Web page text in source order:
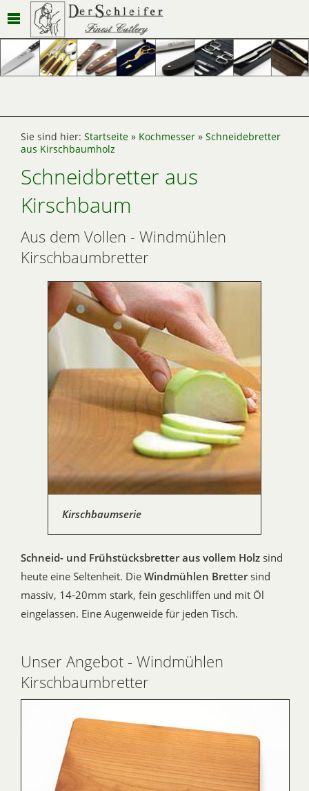
Sie sind hier: Startseite » Kochmesser » Schneidebretter
aus Kirschbaumholz
Schneidbretter aus
Kirschbaum
Aus dem Vollen - Windmühlen
Kirschbaumbretter
Kirschbaumserie
Schneid- und Frühstücksbretter aus vollem Holz sind
heute eine Seltenheit. Die Windmühlen Brettersind
massiv, 14-20mm stark, fein geschliffen und mit Öl
eingelassen. Eine Augenweide für jeden Tisch.
Unser Angebot - Windmühlen
Kirschbaumbretter